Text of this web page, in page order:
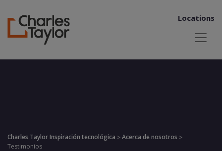
Locations
Charles Taylor Inspiración tecnológica >Acerca de nosotros >
Testimonios